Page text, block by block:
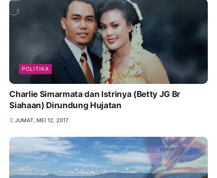
POLITIKA
Charlie Simarmata dan Istrinya (Betty JG Br
Siahaan) Dirundung Hujatan
JUMAT, MEI 12, 2017